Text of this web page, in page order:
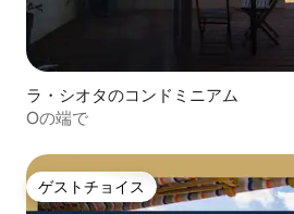
ラ・シオタのコンドミニアム
Oの端で
ゲストチョイス
ゲストチョイス